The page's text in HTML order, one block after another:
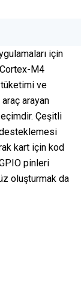
için
M4
ve
arayan
Çeşitli
kart için kod
pinleri
oluşturmak da